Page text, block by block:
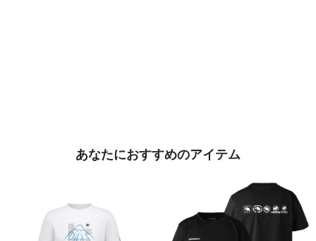
あなたにおすすめのアイテム